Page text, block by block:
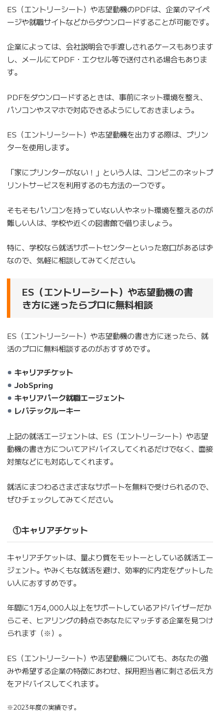
ES（エントリーシート）や志望動機のPDFは、企業のマイペ
ージや就職サイトなどからダウンロードすることが可能です。
企業によっては、会社説明会で手渡しされるケースもあります
し、メールにてPDF・エクセル等で送付される場合もありま
す。
PDFをダウンロードするときは、事前にネット環境を整え、
パソコンやスマホで対応できるようにしておきましょう。
ES（エントリーシート）や志望動機を出力する際は、プリン
ターを使用します。
「家にプリンターがない！」という人は、コンビニのネットプ
リントサービスを利用するのも方法の一つです。
そもそもパソコンを持っていない人やネット環境を整えるのが
難しい人は、学校や近くの図書館で借りましょう。
特に、学校なら就活サポートセンターといった窓口があるはず
なので、気軽に相談してみてください。
ES（エントリーシート）や志望動機の書
き方に迷ったらプロに無料相談
ES（エントリーシート）や志望動機の書き方に迷ったら、就
活のプロに無料相談するのがおすすめです。
キャリアチケット
JobSpring
キャリアパーク就職エージェント
レバテックルーキー
上記の就活エージェントは、ES（エントリーシート）や志望
動機の書き方についてアドバイスしてくれるだけでなく、面接
対策などにも対応してくれます。
就活にまつわるさまざまなサポートを無料で受けられるので、
ぜひチェックしてみてください。
①キャリアチケット
キャリアチケットは、量より質をモットーとしている就活エー
ジェント。やみくもな就活を避け、効率的に内定をゲットした
い人におすすめです。
年間に1万4,000人以上をサポートしているアドバイザーだか
らこそ、ヒアリングの時点であなたにマッチする企業を見つけ
られます（※）。
ES（エントリーシート）や志望動機についても、あなたの強
みや希望する企業の特徴にあわせ、採用担当者に刺さる伝え方
をアドバイスしてくれます。
※2023年度の実績です。